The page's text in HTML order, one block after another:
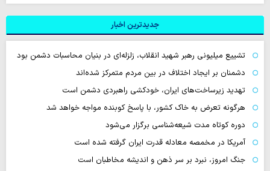
جدیدترین اخبار
تشییع میلیونی رهبر شهید انقلاب، زلزله‌ای در بنیان محاسبات دشمن بود
دشمنان بر ایجاد اختلاف در بین مردم متمرکز شده‌اند
تهدید زیرساخت‌های ایران، خودکشی راهبردی دشمن است
هرگونه تعرض به خاک کشور، با پاسخ کوبنده مواجه خواهد شد
دوره کوتاه مدت شیعه‌شناسی برگزار می‌شود
آمریکا در مخمصه معادله قدرت ایران گرفته شده است
جنگ امروز، نبرد بر سر ذهن و اندیشه مخاطبان است